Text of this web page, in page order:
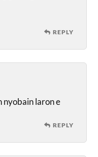
REPLY
nyobain laron e
REPLY